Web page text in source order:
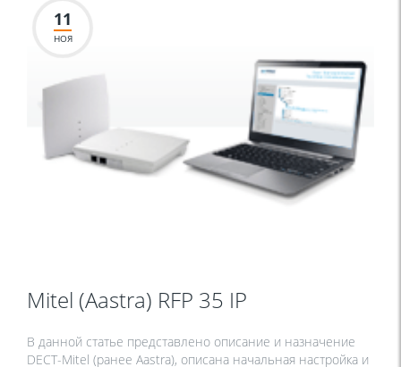
11
НОЯ
Mitel (Aastra) RFP 35 IP
В данной статье представлено описание и назначение
DECT-Mitel (ранее Aastra), описана начальная настройка и